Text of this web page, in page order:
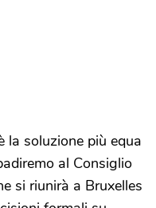
la soluzione più equa
al Consiglio
si riunirà a Bruxelles